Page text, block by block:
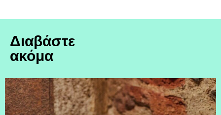
Διαβάστε
ακόμα